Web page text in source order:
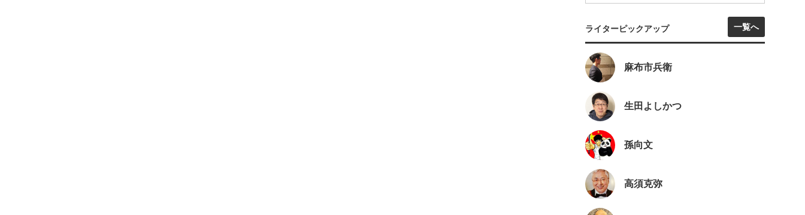
ライターピックアップ 一覧へ
麻布市兵衛
生田よしかつ
孫向文
高須克弥